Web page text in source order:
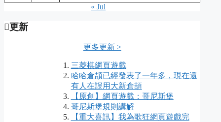
« Jul
更新
更多更新 >
三菱棋網頁遊戲
哈哈倉頡已經發表了一年多，現在還
有人在誤用大新倉頡
【原創】網頁遊戲：哥尼斯堡
哥尼斯堡規則講解
【重大喜訊】我為歌狂網頁遊戲完